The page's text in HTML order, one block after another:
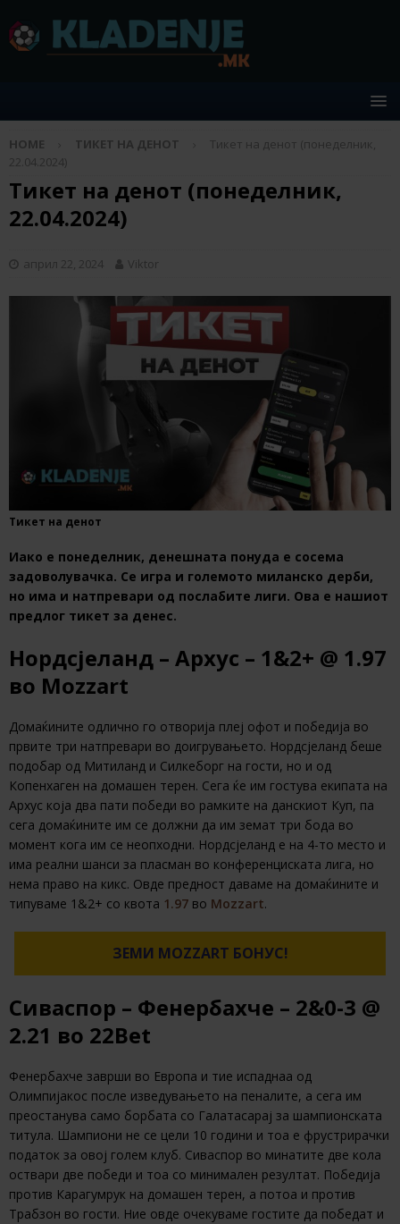
HOME ТИКЕТ НА ДЕНОТ
Тикет на денот (понеделник,
22.04.2024)
Тикет на денот (понеделник,
22.04.2024)
април 22, 2024 Viktor
Тикет на денот
Иако е понеделник, денешната понуда е сосема
задоволувачка. Се игра и големото миланско дерби,
но има и натпревари од послабите лиги. Ова е нашиот
предлог тикет за денес.
Нордсјеланд – Архус – 1&2+ @ 1.97
во Mozzart
Домаќините одлично го отворија плеј офот и победија во
првите три натпревари во доигрувањето. Нордсјеланд беше
подобар од Митиланд и Силкеборг на гости, но и од
Копенхаген на домашен терен. Сега ќе им гостува екипата на
Архус која два пати победи во рамките на данскиот Куп, па
сега домаќините им се должни да им земат три бода во
момент кога им се неопходни. Нордсјеланд е на 4-то место и
има реални шанси за пласман во конференциската лига, но
нема право на кикс. Овде предност даваме на домаќините и
типуваме 1&2+ со квота 1.97 во Mozzart.
ЗЕМИ MOZZART БОНУС!
Сиваспор – Фенербахче – 2&0-3 @
2.21 во 22Bet
Фенербахче заврши во Европа и тие испаднаа од
Олимпијакос после изведувањето на пеналите, а сега им
преостанува само борбата со Галатасарај за шампионската
титула. Шампиони не се цели 10 години и тоа е фрустрирачки
податок за овој голем клуб. Сиваспор во минатите две кола
оствари две победи и тоа со минимален резултат. Победија
против Карагумрук на домашен терен, а потоа и против
Трабзон во гости. Ние овде очекуваме гостите да победат и